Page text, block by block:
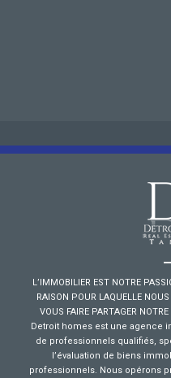
L’IMMOBILIER EST NOTRE
RAISON POUR LAQUELLE
VOUS FAIRE PARTAGER
Detroit homes est une agence
de professionnels qualifiés,
l’évaluation de biens
professionnels. Nous opérons